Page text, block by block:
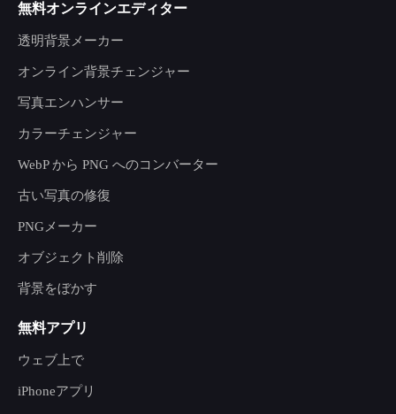
無料オンラインエディター
透明背景メーカー
オンライン背景チェンジャー
写真エンハンサー
カラーチェンジャー
WebP から PNG へのコンバーター
古い写真の修復
PNGメーカー
オブジェクト削除
背景をぼかす
無料アプリ
ウェブ上で
iPhoneアプリ